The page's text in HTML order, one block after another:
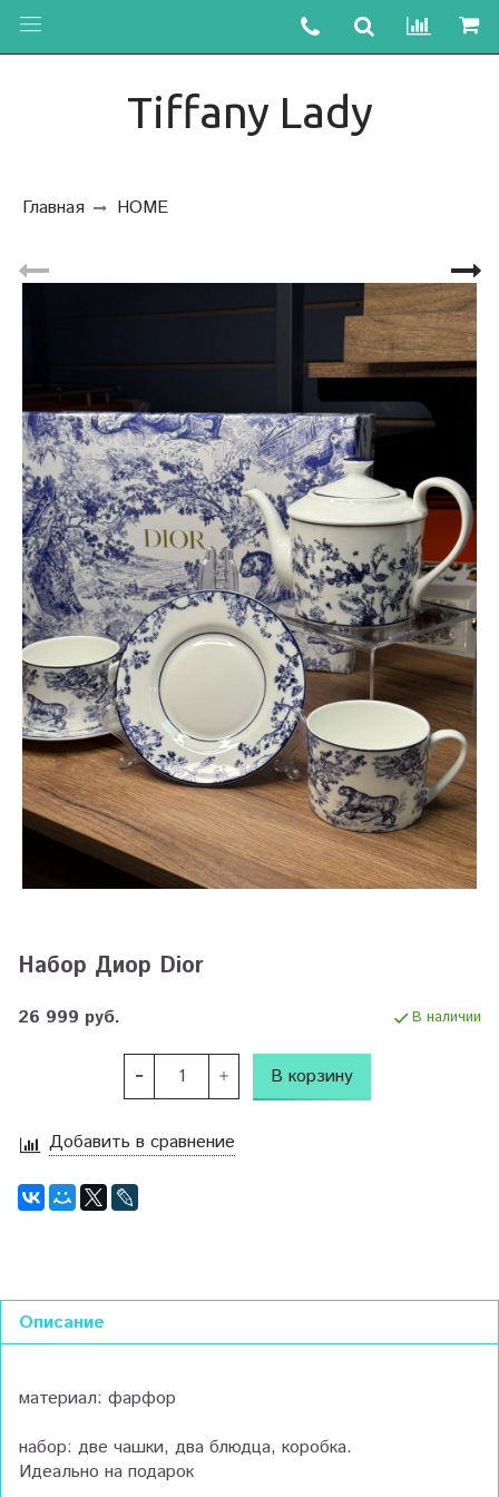
Tiffany Lady
Главная HOME
Набор Диор Dior
26 999 руб. В наличии
В корзину
Добавить в сравнение
Описание
материал: фарфор
набор: две чашки, два блюдца, коробка.
Идеально на подарок